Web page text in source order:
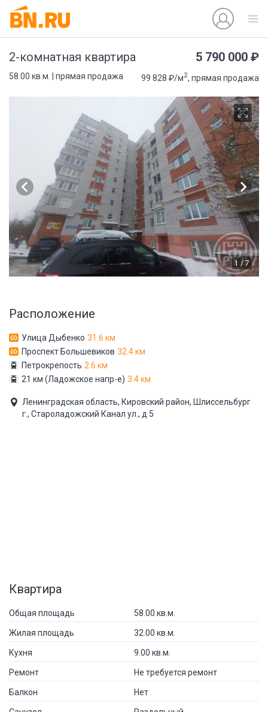
2-комнатная квартира 5 790 000 ₽
58.00 кв.м. | прямая продажа 99 828 ₽/м2, прямая продажа
1 / 7
Расположение
Улица Дыбенко 31.6 км
Проспект Большевиков 32.4 км
Петрокрепость 2.6 км
21 км (Ладожское напр-е) 3.4 км
Ленинградская область, Кировский район, Шлиссельбург
г., Староладожский Канал ул., д 5
Квартира
Общая площадь 58.00 кв.м.
Жилая площадь 32.00 кв.м.
Кухня 9.00 кв.м.
Ремонт Не требуется ремонт
Балкон Нет